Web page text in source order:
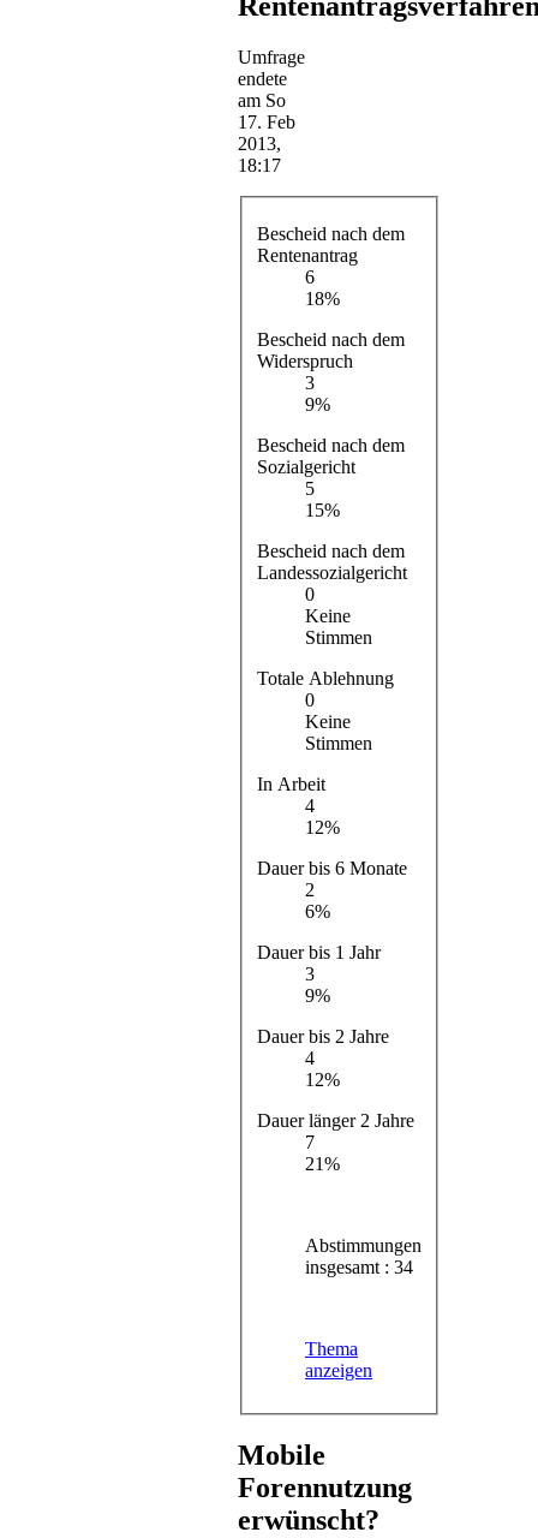
Umfrage
endete
am So
17. Feb
2013,
18:17
Bescheid nach dem
Rentenantrag
6
18%
Bescheid nach dem
Widerspruch
3
9%
Bescheid nach dem
Sozialgericht
5
15%
Bescheid nach dem
Landessozialgericht
0
Keine
Stimmen
Totale Ablehnung
0
Keine
Stimmen
In Arbeit
4
12%
Dauer bis 6 Monate
2
6%
Dauer bis 1 Jahr
3
9%
Dauer bis 2 Jahre
4
12%
Dauer länger 2 Jahre
7
21%
Abstimmungen
insgesamt : 34
Thema
anzeigen
Mobile
Forennutzung
erwünscht?